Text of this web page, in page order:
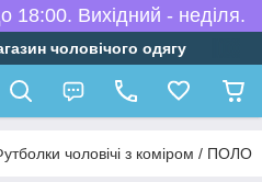
Вихідний - неділя.
чоловічого одягу
чоловічі з коміром / ПОЛО